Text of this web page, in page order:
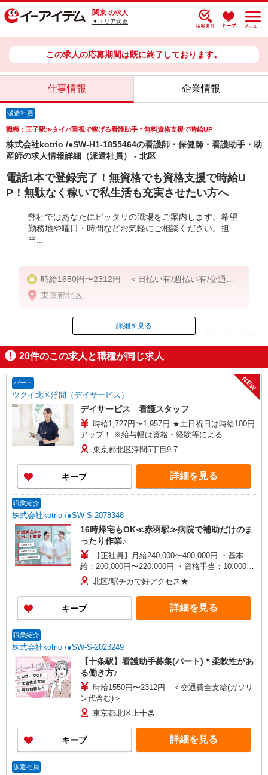
関東 の求人
▼エリア変更
この求人の応募期間は既に終了しております。
仕事情報 企業情報
派遣社員
職種：王子駅≫タイパ重視で稼げる看護助手＊無料資格支援で時給UP
株式会社kotrio /●SW-H1-1855464の看護師・保健師・看護助手・助
産師の求人情報詳細（派遣社員） - 北区
電話1本で登録完了！無資格でも資格支援で時給U
P！無駄なく稼いで私生活も充実させたい方へ
弊社ではあなたにピッタリの職場をご案内します。希望
勤務地や曜日・時間などお気軽にご相談ください。担
当...
時給1650円〜2312円 ＜日払い有/週払い有/交通費
全支給(ガソリン代含む)＞
東京都北区
ID：AE0514190381
掲載期間終了
詳細を見る
20件のこの求人と職種が同じ求人
パート
ツクイ北区浮間（デイサービス）
NEW
デイサービス 看護スタッフ
時給1,727円〜1,957円 ★土日祝日は時給100円
アップ！ ※給与幅は資格・経験等による
東京都北区浮間5丁目9-7
キープ 詳細を見る
職業紹介
株式会社kotrio /●SW-S-2078348
16時帰宅もOK≪赤羽駅≫病院で補助だけのま
ったり作業♪
【正社員】月給240,000〜400,000円 ・基本
給：200,000円〜220,000円 ・資格手当：10,000〜
30,000円 ・役職手当：10,000〜70,000円 ・処遇改
善手当：20,000〜60,000円（勤続年数、保有資格
により変動） ・固定残業手当：20,000円（10時
間） ※固定残業時間を超過する場合には超過勤務
手当として別途支給 ・夜勤手当：10,000円/1回
歓迎 ・認知症介護基礎研修 ・初任者研修 ・実務
者研修 ・介護福祉士 など
北区/駅チカで好アクセス★
キープ 詳細を見る
職業紹介
株式会社kotrio /●SW-S-2023249
【十条駅】看護助手募集(パート)＊柔軟性があ
る働き方♪
時給1550円〜2312円 ＜交通費全支給(ガソリ
ン代含む)＞
東京都北区上十条
キープ 詳細を見る
派遣社員